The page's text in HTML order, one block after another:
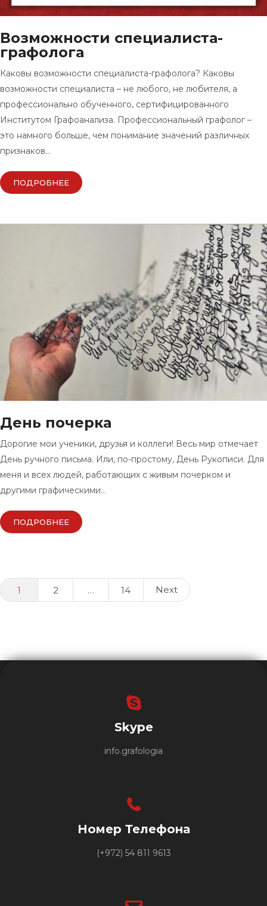
Возможности специалиста-
графолога
Каковы возможности специалиста-графолога? Каковы
возможности специалиста – не любого, не любителя, а
профессионально обученного, сертифицированного
Институтом Графоанализа. Профессиональный графолог –
это намного больше, чем понимание значений различных
признаков…
ПОДРОБНЕЕ
День почерка
Дорогие мои ученики, друзья и коллеги! Весь мир отмечает
День ручного письма. Или, по-простому, День Рукописи. Для
меня и всех людей, работающих с живым почерком и
другими графическими…
ПОДРОБНЕЕ
Posts
1 2 … 14 Next
Skype
info.grafologia
Номер Телефона
(+972) 54 811 9613